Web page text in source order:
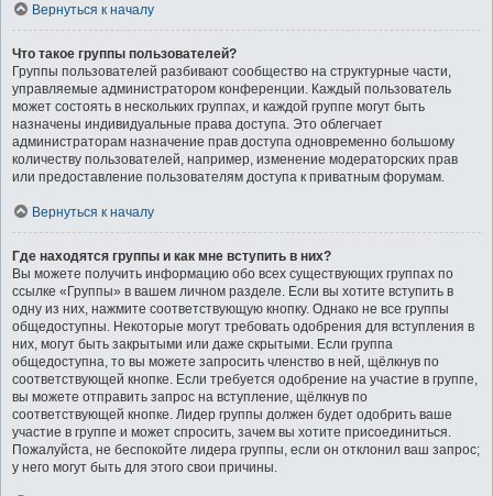
Вернуться к началу
Что такое группы пользователей?
Группы пользователей разбивают сообщество на структурные части,
управляемые администратором конференции. Каждый пользователь
может состоять в нескольких группах, и каждой группе могут быть
назначены индивидуальные права доступа. Это облегчает
администраторам назначение прав доступа одновременно большому
количеству пользователей, например, изменение модераторских прав
или предоставление пользователям доступа к приватным форумам.
Вернуться к началу
Где находятся группы и как мне вступить в них?
Вы можете получить информацию обо всех существующих группах по
ссылке «Группы» в вашем личном разделе. Если вы хотите вступить в
одну из них, нажмите соответствующую кнопку. Однако не все группы
общедоступны. Некоторые могут требовать одобрения для вступления в
них, могут быть закрытыми или даже скрытыми. Если группа
общедоступна, то вы можете запросить членство в ней, щёлкнув по
соответствующей кнопке. Если требуется одобрение на участие в группе,
вы можете отправить запрос на вступление, щёлкнув по
соответствующей кнопке. Лидер группы должен будет одобрить ваше
участие в группе и может спросить, зачем вы хотите присоединиться.
Пожалуйста, не беспокойте лидера группы, если он отклонил ваш запрос;
у него могут быть для этого свои причины.